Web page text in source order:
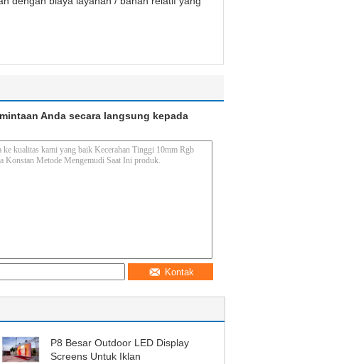
Anda secara langsung kepada
Kontak
P8 Besar Outdoor LED Display
Screens Untuk Iklan